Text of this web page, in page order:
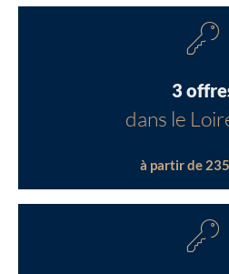
3
dans le
à partir de